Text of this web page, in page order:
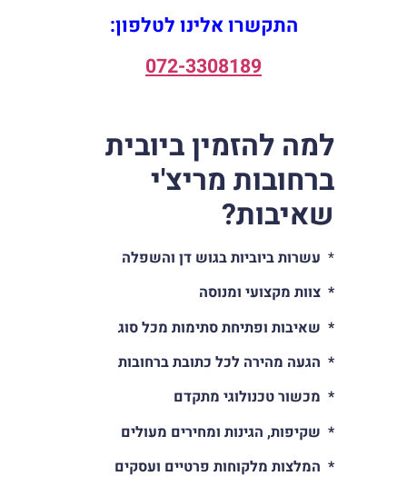
התקשרו אלינו לטלפון:
072-3308189
למה להזמין ביובית
ברחובות מריצ'י
שאיבות?
*עשרות ביוביות בגוש דן והשפלה
* צוות מקצועי ומנוסה
* שאיבות ופתיחת סתימות מכל סוג
* הגעה מהירה לכל כתובת ברחובות
* מכשור טכנולוגי מתקדם
* שקיפות, הגינות ומחירים מעולים
* המלצות מלקוחות פרטיים ועסקים